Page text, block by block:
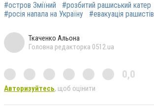
#остров Зміїний
#розбитий рашиський катер
#росія напала на Україну
#евакуація рашистів
Ткаченко Альона
Головна редакторка 0512.ua
0,0
Авторизуйтесь, щоб оцінити